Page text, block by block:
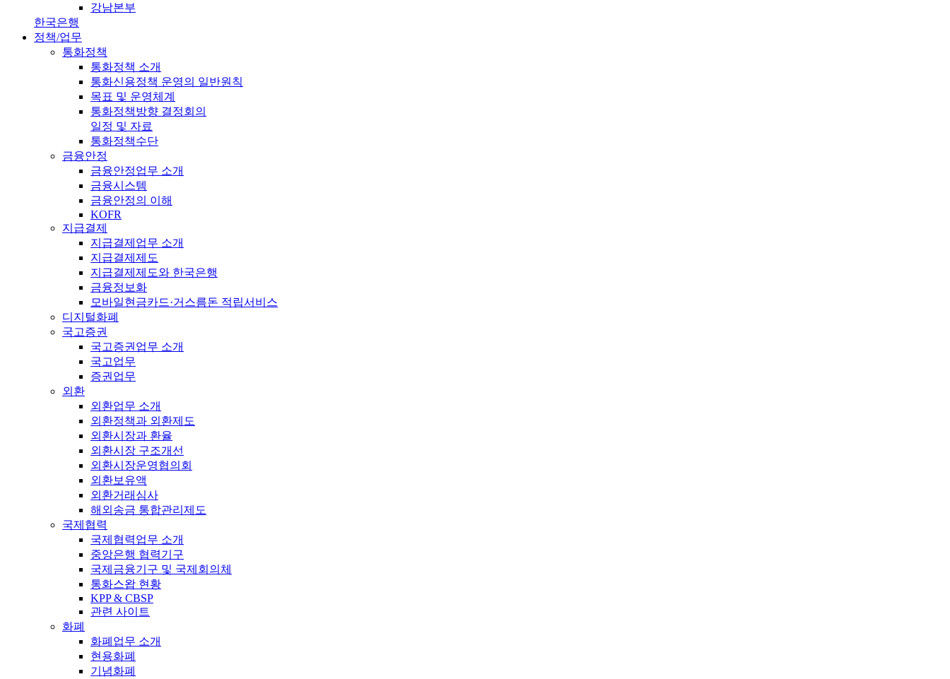
강남본부
한국은행
정책/업무
통화정책
통화정책 소개
통화신용정책 운영의 일반원칙
목표 및 운영체계
통화정책방향 결정회의
일정 및 자료
통화정책수단
금융안정
금융안정업무 소개
금융시스템
금융안정의 이해
KOFR
지급결제
지급결제업무 소개
지급결제제도
지급결제제도와 한국은행
금융정보화
모바일현금카드·거스름돈 적립서비스
디지털화폐
국고증권
국고증권업무 소개
국고업무
증권업무
외환
외환업무 소개
외환정책과 외환제도
외환시장과 환율
외환시장 구조개선
외환시장운영협의회
외환보유액
외환거래심사
해외송금 통합관리제도
국제협력
국제협력업무 소개
중앙은행 협력기구
국제금융기구 및 국제회의체
통화스왑 현황
KPP & CBSP
관련 사이트
화폐
화폐업무 소개
현용화폐
기념화폐